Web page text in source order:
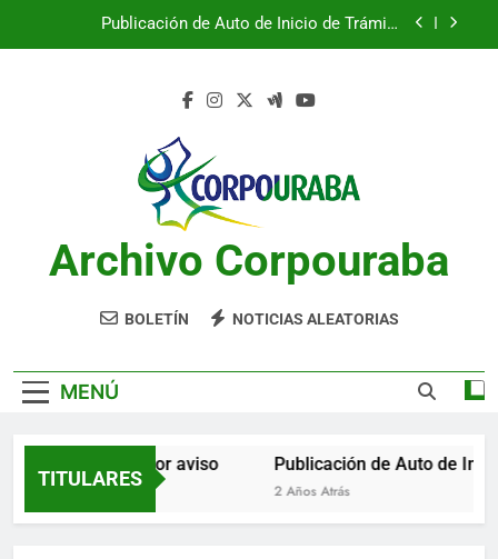
Publicación de Auto de Inicio de Trámite
Notificación por aviso
Publicación de Auto de Inicio de Trámite
Publicación de Auto de Inicio de Trámite
CITACIONES
Archivo Corpouraba
BOLETÍN NOTICIAS ALEATORIAS
MENÚ
TITULARES
Notificación por aviso
2 Años Atrás
Publicación de Auto de
2 Años Atrás